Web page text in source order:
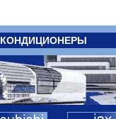
КОНДИЦИОНЕРЫ